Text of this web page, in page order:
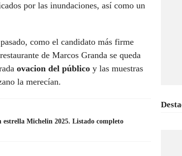
por las inundaciones, así como un
como el candidato más firme
de Marcos Granda se queda
ovacion del público y las muestras
la merecían.
estrella Michelin 2025. Listado completo